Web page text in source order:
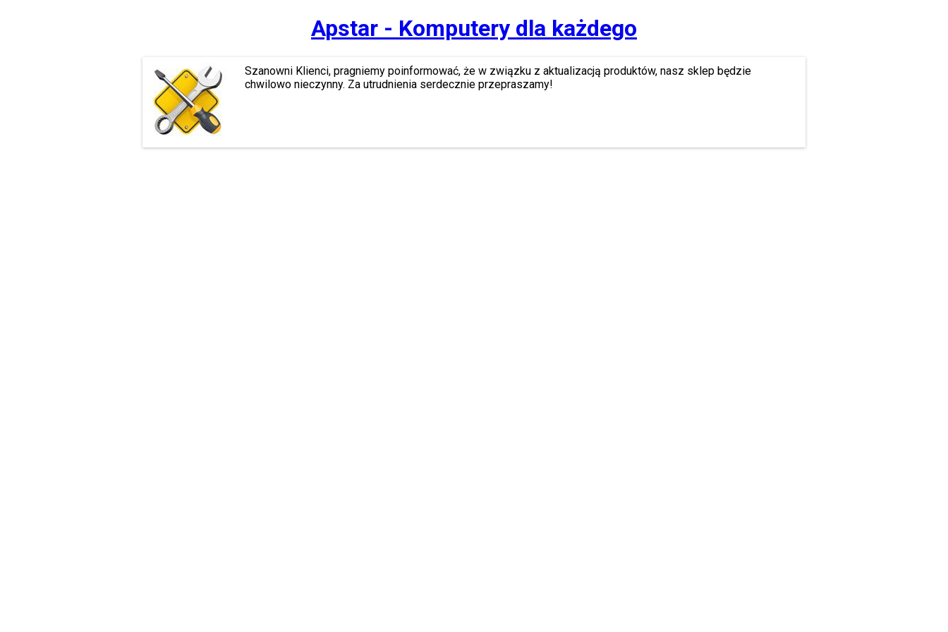
Apstar - Komputery dla każdego
Szanowni Klienci, pragniemy poinformować, że w związku z aktualizacją produktów, nasz sklep będzie
chwilowo nieczynny. Za utrudnienia serdecznie przepraszamy!